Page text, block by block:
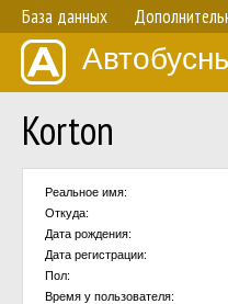
База данных
Korton
Реальное имя:
Откуда:
Дата рождения:
Дата регистрации:
Пол:
Время у пользователя: